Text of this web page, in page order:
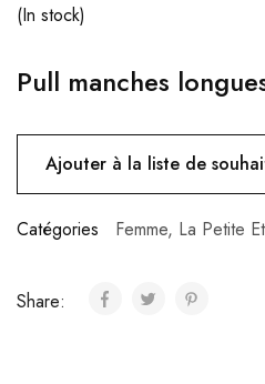
(In stock)
Pull manches
Ajouter à la liste de
Catégories Femme, La Petite
Share: